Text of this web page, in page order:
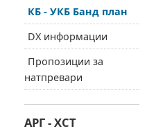
КБ - УКБ Банд план
DX информации
Пропозиции за
натпревари
АРГ - ХСТ